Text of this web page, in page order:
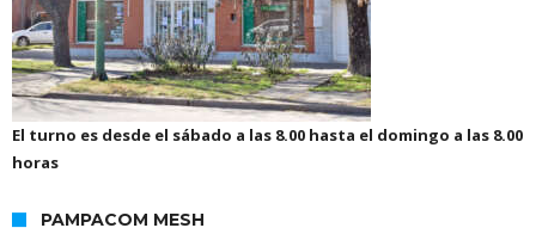
El turno es desde el sábado a las 8.00 hasta el domingo a las 8.00
horas
PAMPACOM MESH